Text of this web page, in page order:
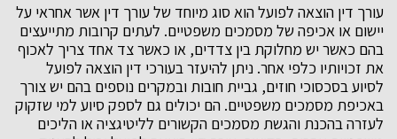
עורך דין הוצאה לפועל הוא סוג מיוחד של עורך דין אשר אחראי על
יישום או אכיפה של מסמכים משפטיים. לעתים קרובות מתייעצים
בהם כאשר יש מחלוקת בין צדדים, או כאשר צד אחד צריך לאכוף
את זכויותיו כלפי אחר. ניתן להיעזר בעורכי דין הוצאה לפועל
לסיוע בסכסוכי חוזים, גביית חובות ובמקרים נוספים בהם יש צורך
באכיפת מסמכים משפטיים. הם יכולים גם לספק סיוע למי שזקוק
לעזרה בהכנת והגשת מסמכים הקשורים לליטיגציה או הליכים